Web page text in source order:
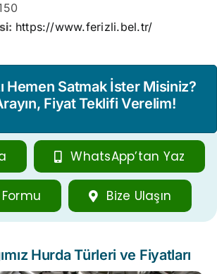
https://www.ferizli.bel.tr/
Hemen Satmak İster Misiniz?
Fiyat Teklifi Verelim!
WhatsApp’tan Yaz
Bize Ulaşın
Hurda Türleri ve Fiyatları